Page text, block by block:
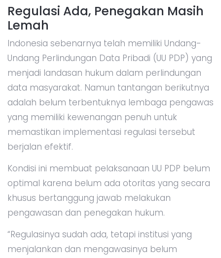
Regulasi Ada, Penegakan Masih
Lemah
Indonesia sebenarnya telah memiliki Undang-
Undang Perlindungan Data Pribadi (UU PDP) yang
menjadi landasan hukum dalam perlindungan
data masyarakat. Namun tantangan berikutnya
adalah belum terbentuknya lembaga pengawas
yang memiliki kewenangan penuh untuk
memastikan implementasi regulasi tersebut
berjalan efektif.
Kondisi ini membuat pelaksanaan UU PDP belum
optimal karena belum ada otoritas yang secara
khusus bertanggung jawab melakukan
pengawasan dan penegakan hukum.
“Regulasinya sudah ada, tetapi institusi yang
menjalankan dan mengawasinya belum